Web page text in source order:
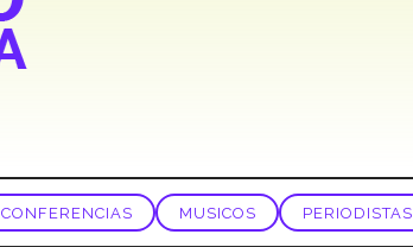
CONFERENCIAS MUSICOS PERIODISTAS